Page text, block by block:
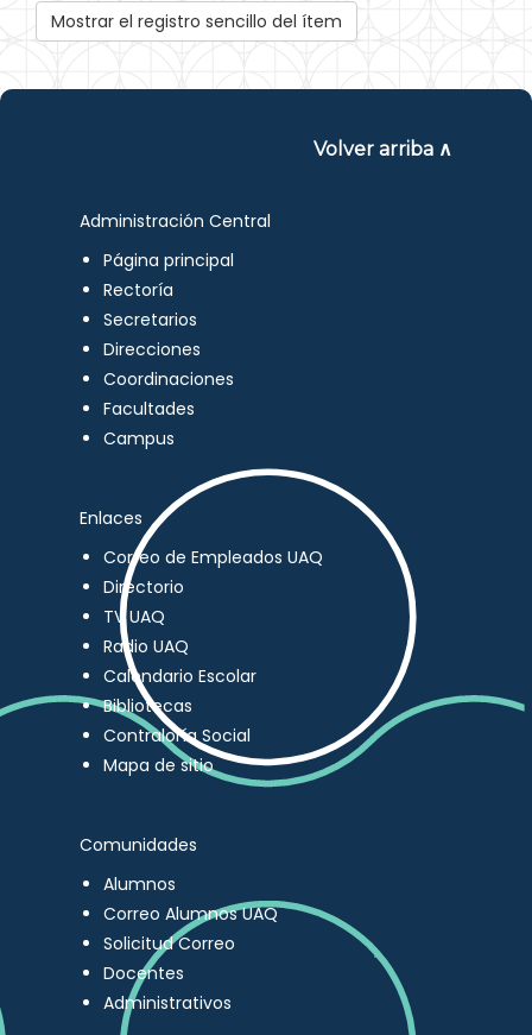
Mostrar el registro sencillo del ítem
Volver arriba ∧
Administración Central
Página principal
Rectoría
Secretarios
Direcciones
Coordinaciones
Facultades
Campus
Enlaces
Correo de Empleados UAQ
Directorio
TV UAQ
Radio UAQ
Calendario Escolar
Bibliotecas
Contraloría Social
Mapa de sitio
Comunidades
Alumnos
Correo Alumnos UAQ
Solicitud Correo
Docentes
Administrativos